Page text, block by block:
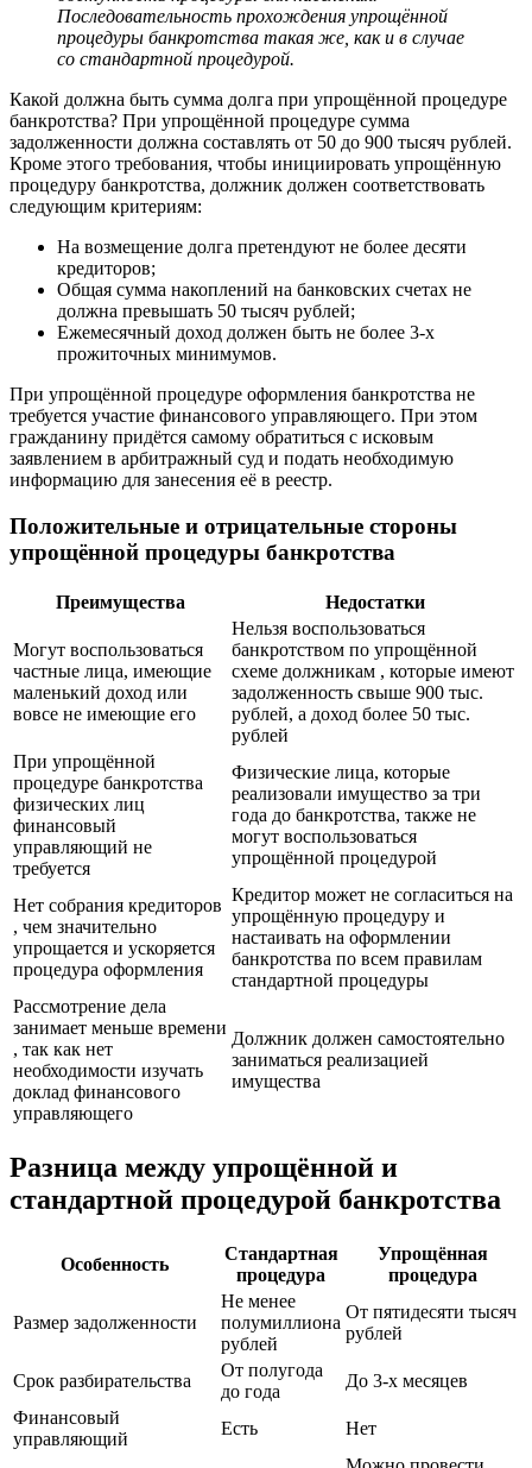
Последовательность прохождения упрощённой
процедуры банкротства такая же, как и в случае
со стандартной процедурой.
Какой должна быть сумма долга при упрощённой процедуре
банкротства? При упрощённой процедуре сумма
задолженности должна составлять от 50 до 900 тысяч рублей.
Кроме этого требования, чтобы инициировать упрощённую
процедуру банкротства, должник должен соответствовать
следующим критериям:
На возмещение долга претендуют не более десяти
кредиторов;
Общая сумма накоплений на банковских счетах не
должна превышать 50 тысяч рублей;
Ежемесячный доход должен быть не более 3-х
прожиточных минимумов.
При упрощённой процедуре оформления банкротства не
требуется участие финансового управляющего. При этом
гражданину придётся самому обратиться с исковым
заявлением в арбитражный суд и подать необходимую
информацию для занесения её в реестр.
Положительные и отрицательные стороны
упрощённой процедуры банкротства
Преимущества Недостатки
Могут воспользоваться
частные лица, имеющие
маленький доход или
вовсе не имеющие его
Нельзя воспользоваться
банкротством по упрощённой
схеме должникам , которые имеют
задолженность свыше 900 тыс.
рублей, а доход более 50 тыс.
рублей
При упрощённой
процедуре банкротства
физических лиц
финансовый
управляющий не
требуется
Физические лица, которые
реализовали имущество за три
года до банкротства, также не
могут воспользоваться
упрощённой процедурой
Нет собрания кредиторов
, чем значительно
упрощается и ускоряется
процедура оформления
Кредитор может не согласиться на
упрощённую процедуру и
настаивать на оформлении
банкротства по всем правилам
стандартной процедуры
Рассмотрение дела
занимает меньше времени
, так как нет
необходимости изучать
доклад финансового
управляющего
Должник должен самостоятельно
заниматься реализацией
имущества
Разница между упрощённой и
стандартной процедурой банкротства
Особенность
Стандартная
процедура
Упрощённая
процедура
Размер задолженности
Не менее
полумиллиона
рублей
От пятидесяти тысяч
рублей
Срок разбирательства
От полугода
до года
До 3-х месяцев
Финансовый
управляющий
Есть Нет